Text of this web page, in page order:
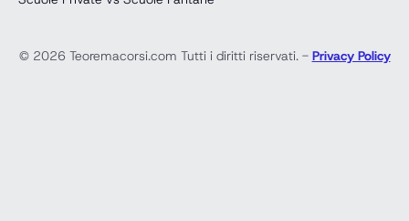
© 2026 Teoremacorsi.com Tutti i diritti riservati. - Privacy Policy